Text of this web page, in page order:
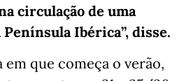
circulação de uma
Ibérica”, disse.
que começa o verão,